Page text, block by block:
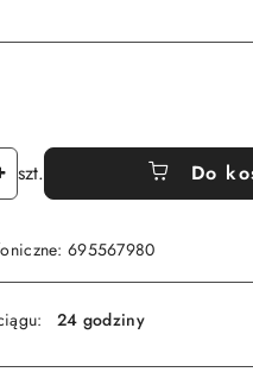
szt. Do
695567980
24 godziny